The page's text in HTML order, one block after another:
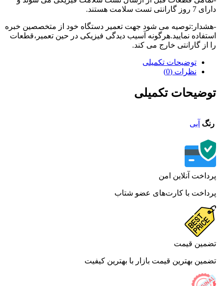
تست سلامت هستند.
می شود جهت تعمیر دستگاه خود از متخصصین خبره
نمایید.هرگونه آسیب دیدگی فیزیکی در حین تعمیر،قطعات
گارانتی خارج می کند.
توضیحات تکمیلی
نظرات (0)
تکمیلی
آبی
آنلاین امن
با کارت‌های عضو شتاب
قیمت
بهترین قیمت بازار با بهترین کیفیت